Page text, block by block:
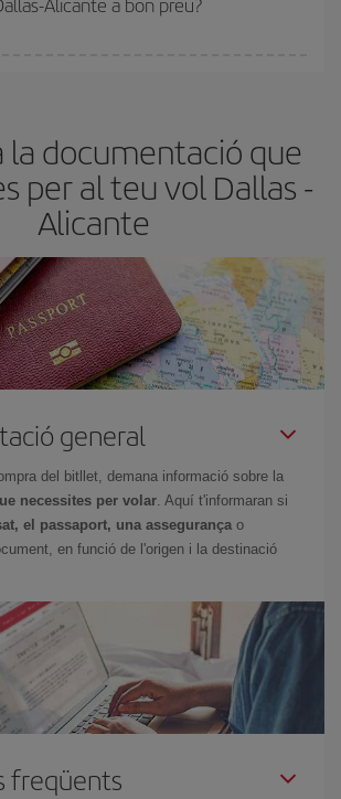
més, si tens flexibilitat amb les dates i els
triar el preu més barat.
la documentació que
per al teu vol Dallas -
Alicante
general
del bitllet, demana informació sobre la
necessites per volar. Aquí t'informaran si
el passaport, una assegurança o
en funció de l'origen i la destinació
freqüents